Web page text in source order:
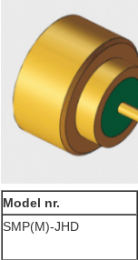
Model nr.
SMP(M)-JHD